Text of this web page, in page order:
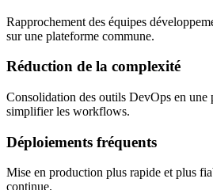
Rapprochement des équipes
sur une plateforme commune.
Réduction de la complexité
Consolidation des outils DevOps en une
simplifier les workflows.
Déploiements fréquents
Mise en production plus rapide et plus
continue.